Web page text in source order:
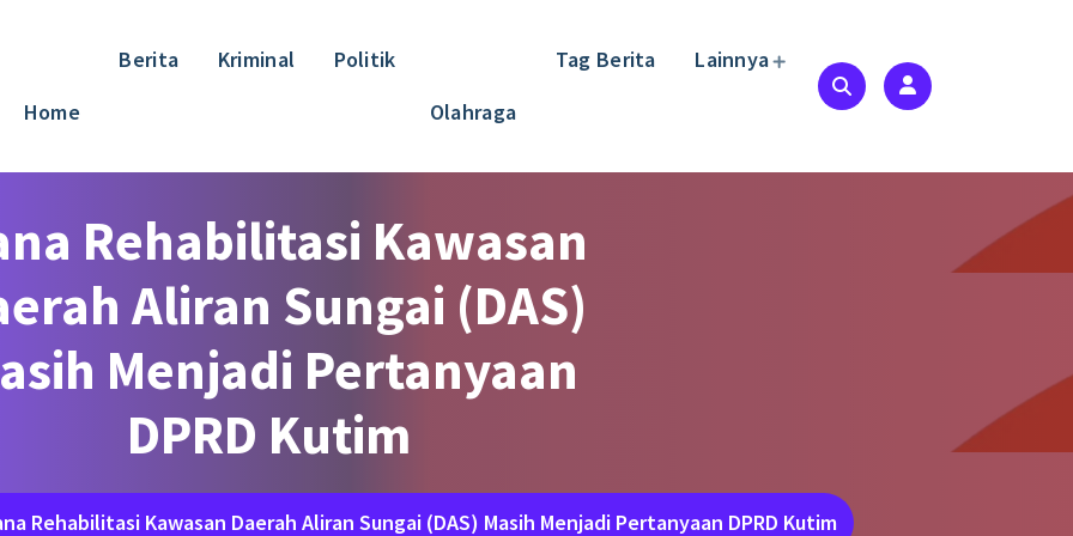
Home
Berita Kriminal
Politik
Olahraga
Tag Berita Lainnya
Rehabilitasi Kawasan
Aliran Sungai (DAS)
Menjadi Pertanyaan
DPRD Kutim
Rehabilitasi Kawasan Daerah Aliran Sungai (DAS) Masih Menjadi Pertanyaan DPRD Kutim